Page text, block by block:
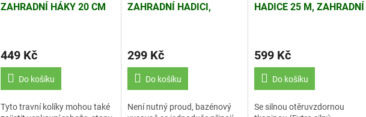
ZAHRADNÍ HÁKY 20 CM
449 Kč
Do košíku
Tyto travní kolíky mohou také
ZAHRADNÍ HADICI,
299 Kč
Do košíku
Není nutný proud, bazénový
HADICE 25 M, ZAHRADNÍ
599 Kč
Do košíku
Se silnou otěruvzdornou